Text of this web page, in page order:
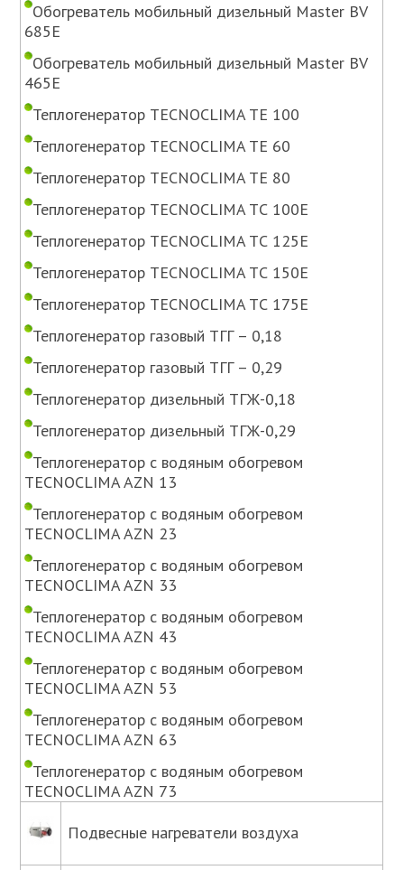
Обогреватель мобильный дизельный Master BV
685E
Обогреватель мобильный дизельный Master BV
465E
Теплогенератор TECNOCLIMA TE 100
Теплогенератор TECNOCLIMA TE 60
Теплогенератор TECNOCLIMA TE 80
Теплогенератор TECNOCLIMA TС 100E
Теплогенератор TECNOCLIMA TС 125E
Теплогенератор TECNOCLIMA TС 150E
Теплогенератор TECNOCLIMA TС 175E
Теплогенератор газовый ТГГ – 0,18
Теплогенератор газовый ТГГ – 0,29
Теплогенератор дизельный ТГЖ-0,18
Теплогенератор дизельный ТГЖ-0,29
Теплогенератор с водяным обогревом
TECNOCLIMA AZN 13
Теплогенератор с водяным обогревом
TECNOCLIMA AZN 23
Теплогенератор с водяным обогревом
TECNOCLIMA AZN 33
Теплогенератор с водяным обогревом
TECNOCLIMA AZN 43
Теплогенератор с водяным обогревом
TECNOCLIMA AZN 53
Теплогенератор с водяным обогревом
TECNOCLIMA AZN 63
Теплогенератор с водяным обогревом
TECNOCLIMA AZN 73
Подвесные нагреватели воздуха